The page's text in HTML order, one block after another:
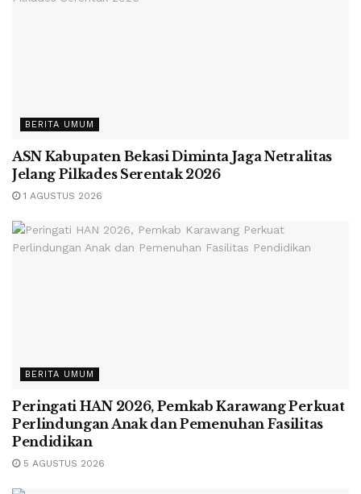
BERITA UMUM
ASN Kabupaten Bekasi Diminta Jaga Netralitas
Jelang Pilkades Serentak 2026
1 AGUSTUS 2026
BERITA UMUM
Peringati HAN 2026, Pemkab Karawang Perkuat
Perlindungan Anak dan Pemenuhan Fasilitas
Pendidikan
5 AGUSTUS 2026